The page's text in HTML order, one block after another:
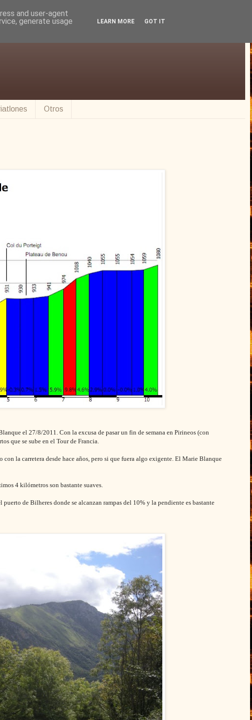
Otros
el 27/8/2011. Con la excusa de pasar un fin de semana en Pirineos (con
que se sube en el Tour de Francia.
la carretera desde hace años, pero si que fuera algo exigente. El Marie Blanque
4 kilómetros son bastante suaves.
de Bilheres donde se alcanzan rampas del 10% y la pendiente es bastante
and user-agent
generate usage
LEARN MORE GOT IT